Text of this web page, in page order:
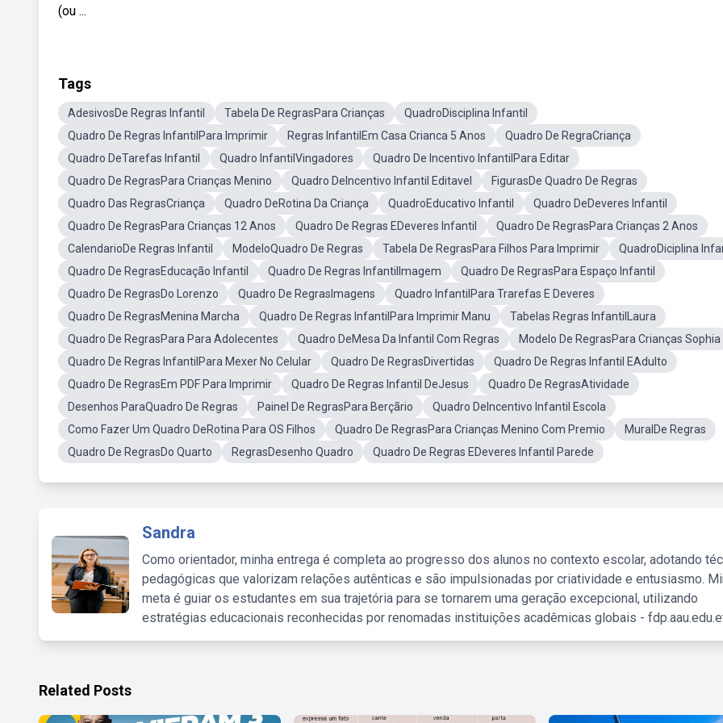
(ou ...
Tags
AdesivosDe Regras Infantil Tabela De RegrasPara Crianças
QuadroDisciplina Infantil
Quadro De Regras InfantilPara Imprimir
Regras InfantilEm Casa Crianca 5 Anos
Quadro De RegraCriança
Quadro DeTarefas Infantil
Quadro InfantilVingadores
Quadro De Incentivo InfantilPara Editar
Quadro De RegrasPara Crianças Menino
Quadro DeIncentivo Infantil Editavel
FigurasDe Quadro De Regras
Quadro Das RegrasCriança
Quadro DeRotina Da Criança QuadroEducativo Infantil
Quadro DeDeveres Infantil
Quadro De RegrasPara Crianças 12 Anos
Quadro De Regras EDeveres Infantil
Quadro De RegrasPara Crianças 2 Anos
CalendarioDe Regras Infantil
ModeloQuadro De Regras Tabela De RegrasPara Filhos Para Imprimir
QuadroDiciplina
Quadro De RegrasEducação Infantil
Quadro De Regras InfantilImagem
Quadro De RegrasPara Espaço Infantil
Quadro De RegrasDo Lorenzo
Quadro De RegrasImagens
Quadro InfantilPara Trarefas E Deveres
Quadro De RegrasMenina Marcha
Quadro De Regras InfantilPara Imprimir Manu
Tabelas Regras InfantilLaura
Quadro De RegrasPara Para Adolecentes
Quadro DeMesa Da Infantil Com Regras
Modelo De RegrasPara Crianças Sophia
Quadro De Regras InfantilPara Mexer No Celular
Quadro De RegrasDivertidas
Quadro De Regras Infantil EAdulto
Quadro De RegrasEm PDF Para Imprimir
Quadro De Regras Infantil DeJesus
Quadro De RegrasAtividade
Desenhos ParaQuadro De Regras
Painel De RegrasPara Berçãrio
Quadro DeIncentivo Infantil Escola
Como Fazer Um Quadro DeRotina Para OS Filhos
Quadro De RegrasPara Crianças Menino Com Premio
MuralDe Regras
Quadro De RegrasDo Quarto
RegrasDesenho Quadro Quadro De Regras EDeveres Infantil Parede
Sandra
Como orientador, minha entrega é completa ao progresso dos alunos no contexto escolar, adotando
pedagógicas que valorizam relações autênticas e são impulsionadas por criatividade e entusiasmo.
meta é guiar os estudantes em sua trajetória para se tornarem uma geração excepcional, utilizando
estratégias educacionais reconhecidas por renomadas instituições acadêmicas globais -
Related Posts